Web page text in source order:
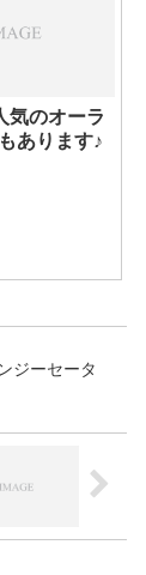
気のオーラ
あります♪
ジーセータ